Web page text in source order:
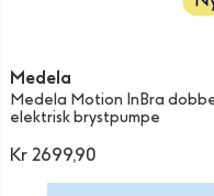
Medela
Medela Motion InBra
elektrisk brystpumpe
Kr 2699,90